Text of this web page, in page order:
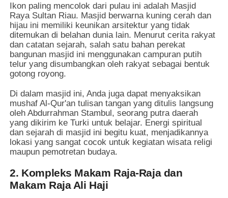
Ikon paling mencolok dari pulau ini adalah Masjid
Raya Sultan Riau. Masjid berwarna kuning cerah dan
hijau ini memiliki keunikan arsitektur yang tidak
ditemukan di belahan dunia lain. Menurut cerita rakyat
dan catatan sejarah, salah satu bahan perekat
bangunan masjid ini menggunakan campuran putih
telur yang disumbangkan oleh rakyat sebagai bentuk
gotong royong.
Di dalam masjid ini, Anda juga dapat menyaksikan
mushaf Al-Qur'an tulisan tangan yang ditulis langsung
oleh Abdurrahman Stambul, seorang putra daerah
yang dikirim ke Turki untuk belajar. Energi spiritual
dan sejarah di masjid ini begitu kuat, menjadikannya
lokasi yang sangat cocok untuk kegiatan wisata religi
maupun pemotretan budaya.
2. Kompleks Makam Raja-Raja dan
Makam Raja Ali Haji